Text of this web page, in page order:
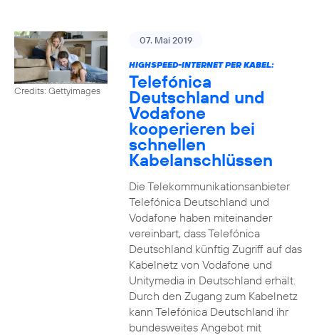
Credits: Gettyimages
07. Mai 2019
HIGHSPEED-INTERNET PER KABEL:
Telefónica
Deutschland und
Vodafone
kooperieren bei
schnellen
Kabelanschlüssen
Die Telekommunikationsanbieter
Telefónica Deutschland und
Vodafone haben miteinander
vereinbart, dass Telefónica
Deutschland künftig Zugriff auf das
Kabelnetz von Vodafone und
Unitymedia in Deutschland erhält.
Durch den Zugang zum Kabelnetz
kann Telefónica Deutschland ihr
bundesweites Angebot mit